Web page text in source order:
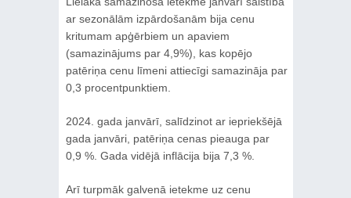
ar sezonālām izpārdošanām bija cenu
kritumam apģērbiem un apaviem
(samazinājums par 4,9%), kas kopējo
patēriņa cenu līmeni attiecīgi samazināja par
0,3 procentpunktiem.
2024. gada janvārī, salīdzinot ar iepriekšējā
gada janvāri, patēriņa cenas pieauga par
0,9 %. Gada vidējā inflācija bija 7,3 %.
Arī turpmāk galvenā ietekme uz cenu